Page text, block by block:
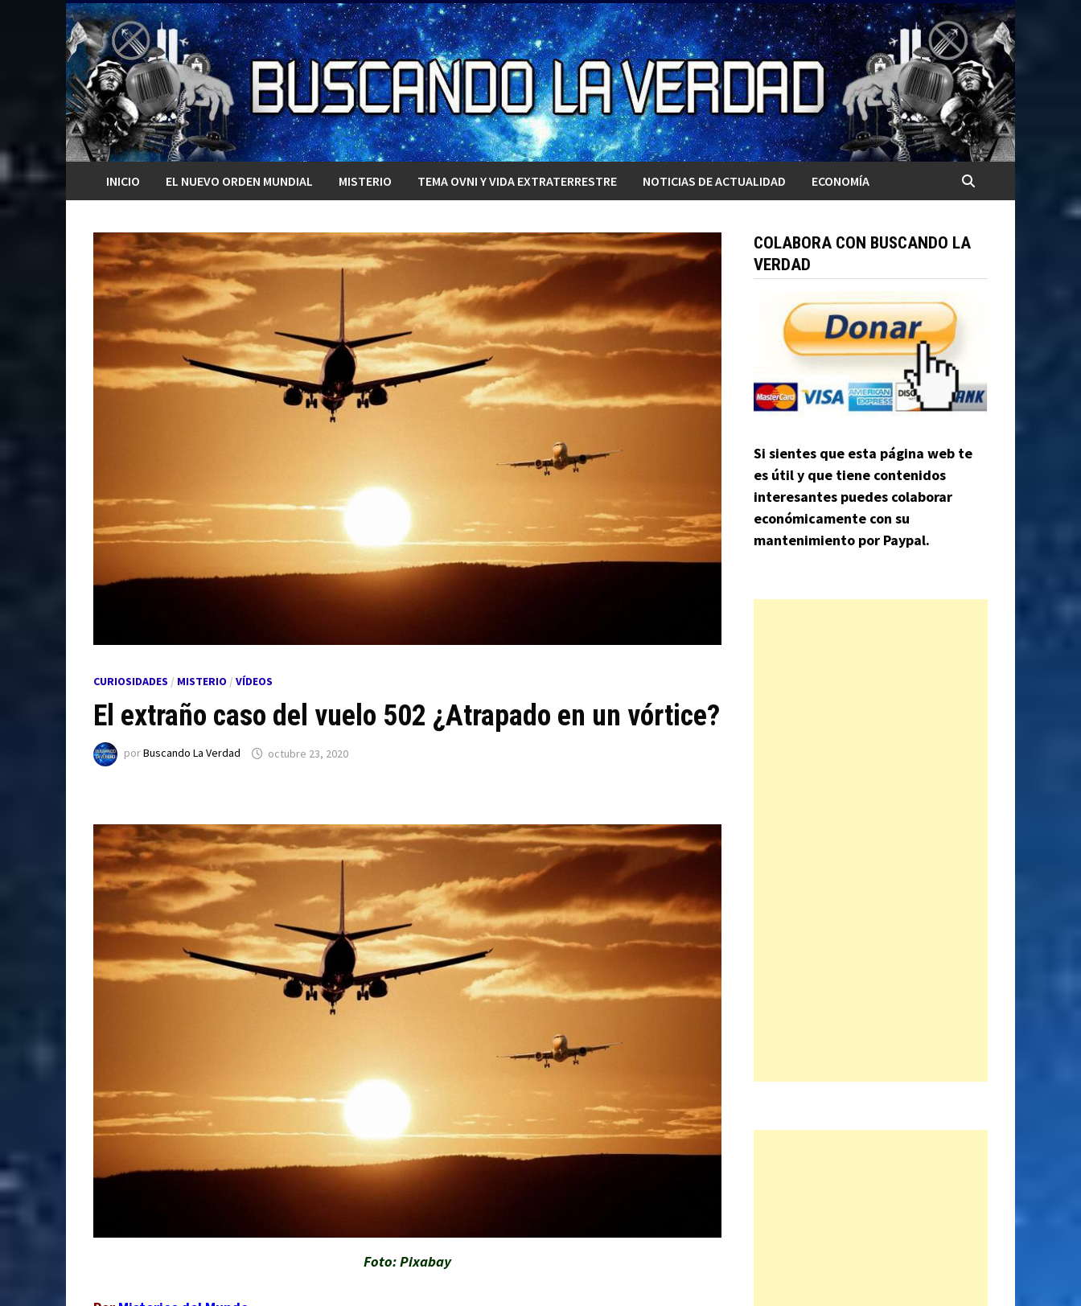
Saltar
al
contenido
INICIO EL NUEVO ORDEN MUNDIAL MISTERIO TEMA OVNI Y VIDA EXTRATERRESTRE NOTICIAS DE ACTUALIDAD ECONOMÍA
CURIOSIDADES / MISTERIO / VÍDEOS
El extraño caso del vuelo 502 ¿Atrapado en un vórtice?
porBuscando La Verdad octubre 23, 2020
Foto: Pixabay
COLABORA CON BUSCANDO LA
VERDAD
Si sientes que esta página web te
es útil y que tiene contenidos
interesantes puedes colaborar
económicamente con su
mantenimiento por Paypal.